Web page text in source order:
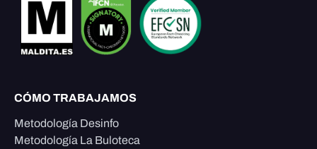
CÓMO TRABAJAMOS
Metodología Desinfo
Metodología La Buloteca